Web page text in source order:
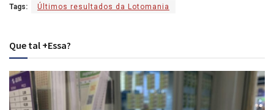
Tags: Últimos resultados da Lotomania
Que tal +Essa?